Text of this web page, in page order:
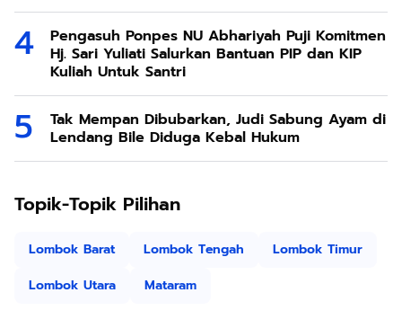
Pengasuh Ponpes NU Abhariyah Puji Komitmen
Hj. Sari Yuliati Salurkan Bantuan PIP dan KIP
Kuliah Untuk Santri
Tak Mempan Dibubarkan, Judi Sabung Ayam di
Lendang Bile Diduga Kebal Hukum
Topik-Topik Pilihan
Lombok Barat Lombok Tengah
Lombok Timur
Lombok Utara
Mataram